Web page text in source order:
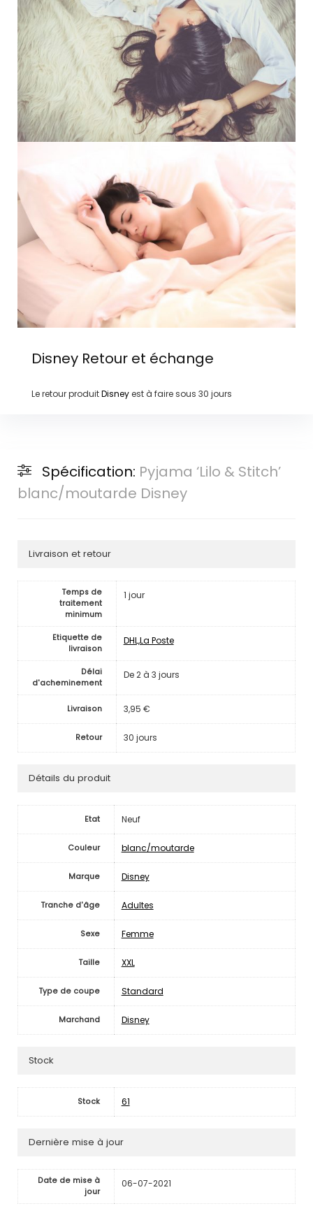
DisneyRetour et échange
Le retour produitDisneyest à faire sous 30 jours
Spécification: Pyjama ‘Lilo & Stitch’
blanc/moutarde Disney
Livraison et retour
Temps de
traitement
minimum
1 jour
Etiquette de
livraison
DHL,La Poste
Délai
d'acheminement
De 2 à 3 jours
Livraison 3,95 €
Retour 30 jours
Détails du produit
Etat Neuf
Couleur blanc/moutarde
Marque Disney
Tranche d'âge Adultes
Sexe Femme
Taille XXL
Type de coupe Standard
Marchand Disney
Stock
Stock 61
Dernière mise à jour
Date de mise à
jour
06-07-2021